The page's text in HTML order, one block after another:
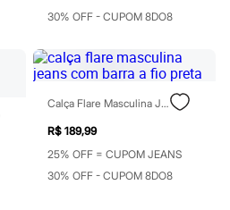
30% OFF - CUPOM 8DO8
Calça Flare Masculina Jeans Com Barra A Fio Preta
R$ 189,99
25% OFF = CUPOM JEANS
30% OFF - CUPOM 8DO8